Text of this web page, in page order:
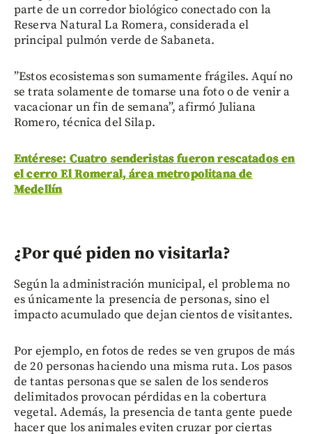
parte de un corredor biológico conectado con la
Reserva Natural La Romera, considerada el
principal pulmón verde de Sabaneta.
”Estos ecosistemas son sumamente frágiles. Aquí no
se trata solamente de tomarse una foto o de venir a
vacacionar un fin de semana”, afirmó Juliana
Romero, técnica del Silap.
Entérese: Cuatro senderistas fueron rescatados en
el cerro El Romeral, área metropolitana de
Medellín
¿Por qué piden no visitarla?
Según la administración municipal, el problema no
es únicamente la presencia de personas, sino el
impacto acumulado que dejan cientos de visitantes.
Por ejemplo, en fotos de redes se ven grupos de más
de 20 personas haciendo una misma ruta. Los pasos
de tantas personas que se salen de los senderos
delimitados provocan pérdidas en la cobertura
vegetal. Además, la presencia de tanta gente puede
hacer que los animales eviten cruzar por ciertas